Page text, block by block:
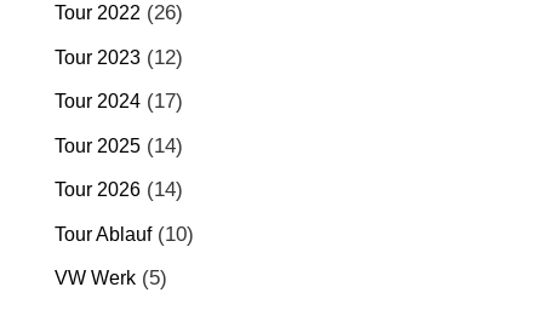
Tour 2022(26)
Tour 2023(12)
Tour 2024(17)
Tour 2025(14)
Tour 2026(14)
Tour Ablauf(10)
VW Werk(5)